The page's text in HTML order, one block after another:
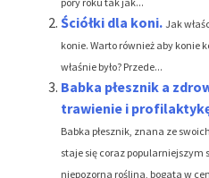
Ściółki dla koni. Jak
konie. Warto również aby konie
właśnie było? Przede...
Babka płesznik a
trawienie i
Babka płesznik, znana ze
staje się coraz popularniejszym
niepozorna roślina, bogata w